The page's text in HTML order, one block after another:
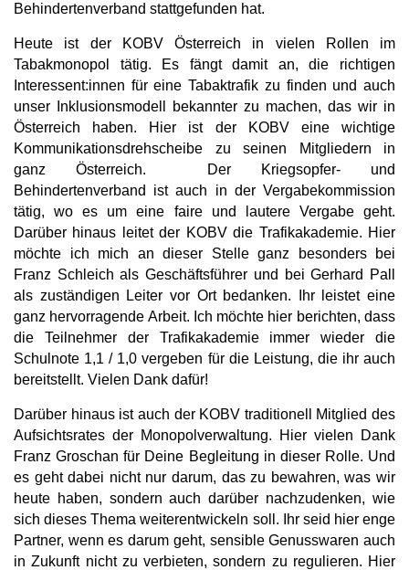
Behindertenverband stattgefunden hat.
Heute ist der KOBV Österreich in vielen Rollen im
Tabakmonopol tätig. Es fängt damit an, die richtigen
Interessent:innen für eine Tabaktrafik zu finden und auch
unser Inklusionsmodell bekannter zu machen, das wir in
Österreich haben. Hier ist der KOBV eine wichtige
Kommunikationsdrehscheibe zu seinen Mitgliedern in
ganz Österreich.
Der Kriegsopfer- und
Behindertenverband ist auch in der Vergabekommission
tätig, wo es um eine faire und lautere Vergabe geht.
Darüber hinaus leitet der KOBV die Trafikakademie. Hier
möchte ich mich an dieser Stelle ganz besonders bei
Franz Schleich als Geschäftsführer und bei Gerhard Pall
als zuständigen Leiter vor Ort bedanken. Ihr leistet eine
ganz hervorragende Arbeit. Ich möchte hier berichten, dass
die Teilnehmer der Trafikakademie immer wieder die
Schulnote 1,1 / 1,0 vergeben für die Leistung, die ihr auch
bereitstellt. Vielen Dank dafür!
Darüber hinaus ist auch der KOBV traditionell Mitglied des
Aufsichtsrates der Monopolverwaltung. Hier vielen Dank
Franz Groschan für Deine Begleitung in dieser Rolle. Und
es geht dabei nicht nur darum, das zu bewahren, was wir
heute haben, sondern auch darüber nachzudenken, wie
sich dieses Thema weiterentwickeln soll. Ihr seid hier enge
Partner, wenn es darum geht, sensible Genusswaren auch
in Zukunft nicht zu verbieten, sondern zu regulieren. Hier